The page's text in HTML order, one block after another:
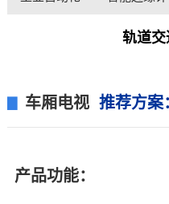
算
轨道
▊ 车厢电视 推荐方案
产品功能：